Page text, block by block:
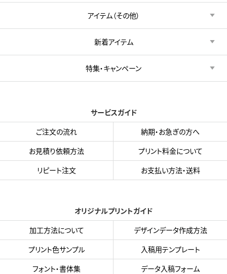
アイテム（その他）
新着アイテム
特集・キャンペーン
サービスガイド
ご注文の流れ
納期・お急ぎの方へ
お見積り依頼方法
プリント料金について
リピート注文
お支払い方法・送料
オリジナルプリントガイド
加工方法について
デザインデータ作成方法
プリント色サンプル
入稿用テンプレート
フォント・書体集
データ入稿フォーム